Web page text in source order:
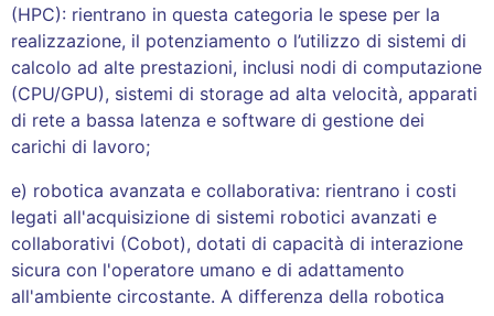
(HPC): rientrano in questa categoria le spese per la
realizzazione, il potenziamento o l’utilizzo di sistemi di
calcolo ad alte prestazioni, inclusi nodi di computazione
(CPU/GPU), sistemi di storage ad alta velocità, apparati
di rete a bassa latenza e software di gestione dei
carichi di lavoro;
e) robotica avanzata e collaborativa: rientrano i costi
legati all'acquisizione di sistemi robotici avanzati e
collaborativi (Cobot), dotati di capacità di interazione
sicura con l'operatore umano e di adattamento
all'ambiente circostante. A differenza della robotica